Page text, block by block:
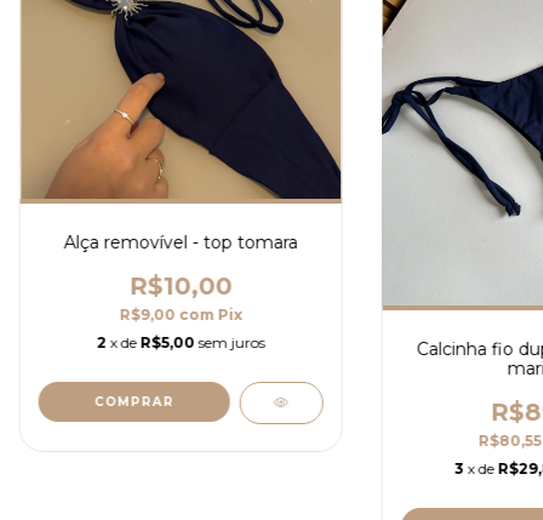
Alça removível - top tomara
R$10,00
R$9,00 com Pix
2 x de R$5,00 sem juros
COMPRAR
Calcinha fio
3 x de